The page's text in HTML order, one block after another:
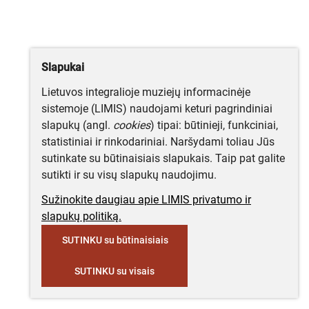
Slapukai
Lietuvos integralioje muziejų informacinėje
sistemoje (LIMIS) naudojami keturi pagrindiniai
slapukų (angl. cookies) tipai: būtinieji, funkciniai,
statistiniai ir rinkodariniai. Naršydami toliau Jūs
sutinkate su būtinaisiais slapukais. Taip pat galite
sutikti ir su visų slapukų naudojimu.
Sužinokite daugiau apie LIMIS privatumo ir
slapukų politiką.
SUTINKU su būtinaisiais
SUTINKU su visais